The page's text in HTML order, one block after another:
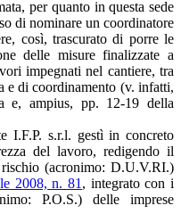
per quanto in questa sede
di nominare un coordinatore
così, trascurato di porre le
delle misure finalizzate a
impegnati nel cantiere, tra
e di coordinamento (v. infatti,
e, ampius, pp. 12-19 della
I.F.P. s.r.l. gestì in concreto
del lavoro, redigendo il
(acronimo: D.U.V.RI.)
2008, n. 81 , integrato con i
P.O.S.) delle imprese